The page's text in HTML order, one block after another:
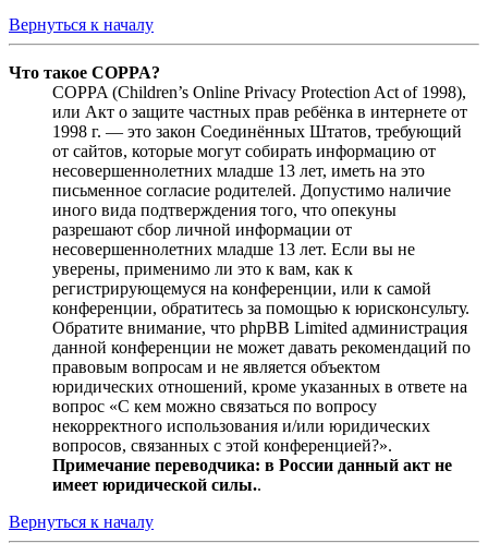
Вернуться к началу
Что такое COPPA?
COPPA (Children’s Online Privacy Protection Act of 1998),
или Акт о защите частных прав ребёнка в интернете от
1998 г. — это закон Соединённых Штатов, требующий
от сайтов, которые могут собирать информацию от
несовершеннолетних младше 13 лет, иметь на это
письменное согласие родителей. Допустимо наличие
иного вида подтверждения того, что опекуны
разрешают сбор личной информации от
несовершеннолетних младше 13 лет. Если вы не
уверены, применимо ли это к вам, как к
регистрирующемуся на конференции, или к самой
конференции, обратитесь за помощью к юрисконсульту.
Обратите внимание, что phpBB Limited администрация
данной конференции не может давать рекомендаций по
правовым вопросам и не является объектом
юридических отношений, кроме указанных в ответе на
вопрос «С кем можно связаться по вопросу
некорректного использования и/или юридических
вопросов, связанных с этой конференцией?».
Примечание переводчика: в России данный акт не
имеет юридической силы..
Вернуться к началу